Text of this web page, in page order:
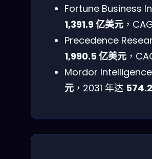
Fortune Business
1,391.9 亿美元 ，
Precedence
1,990.5 亿美元 ，
Mordor
元 ，2031 年达